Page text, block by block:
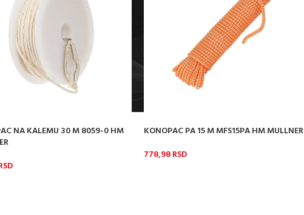
NA KALEMU 30 M 8059-0 HM
KONOPAC PA 15 M MFS15PA HM MULLNER
778,98RSD